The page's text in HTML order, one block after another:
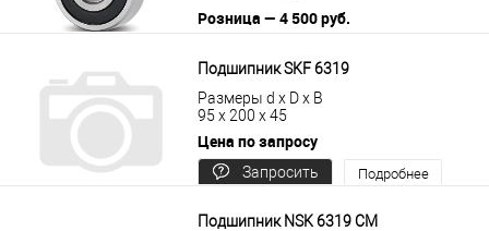
Розница — 4 500 руб.
Подшипник SKF 6319
Размеры d x D x B
95 x 200 x 45
Цена по запросу
Запросить
Подробнее
Подшипник NSK 6319 CM